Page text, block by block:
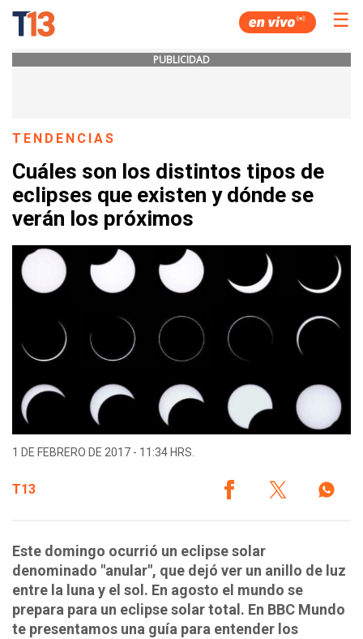
☰
PUBLICIDAD
TENDENCIAS
Cuáles son los distintos tipos de
eclipses que existen y dónde se
verán los próximos
1 DE FEBRERO DE 2017 - 11:34 HRS.
T13
Este domingo ocurrió un eclipse solar
denominado "anular", que dejó ver un anillo de luz
entre la luna y el sol. En agosto el mundo se
prepara para un eclipse solar total. En BBC Mundo
te presentamos una guía para entender los